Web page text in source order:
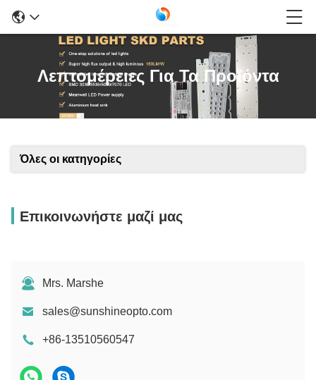
Λεπτομέρειες Για Τα Προϊόντα
Όλες οι κατηγορίες
Επικοινωνήστε μαζί μας
Mrs. Marshe
sales@sunshineopto.com
+86-13510560547